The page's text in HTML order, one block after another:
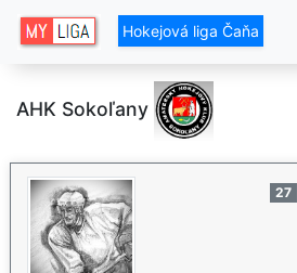
Hokejová liga Čaňa
AHK Sokoľany
27